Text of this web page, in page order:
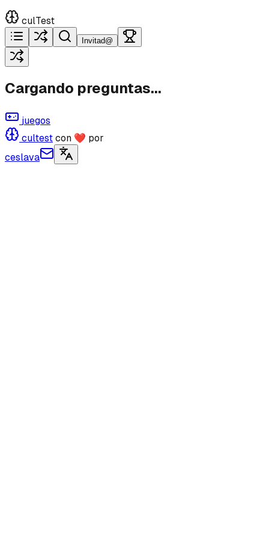
culTest
Invitad@
Cargando preguntas...
juegos
cultestcon ❤ por
ceslava